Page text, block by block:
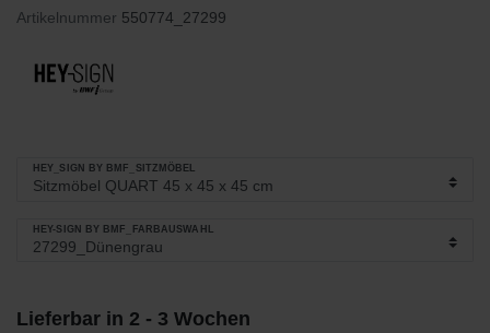
Artikelnummer 550774_27299
HEY_SIGN BY BMF_SITZMÖBEL
HEY-SIGN BY BMF_FARBAUSWAHL
Lieferbar in 2 - 3 Wochen